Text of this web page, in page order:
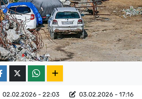
02.02.2026 - 22:03 03.02.2026 - 17:16